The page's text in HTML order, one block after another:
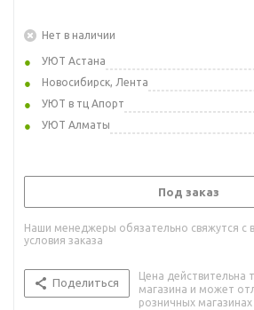
Нет в наличии
УЮТ Астана
Новосибирск, Лента
УЮТ в тц Апорт
УЮТ Алматы
Под заказ
Наши менеджеры обязательно свяжутся с
условия заказа
Поделиться
Цена действительна
магазина и может
розничных магазинах